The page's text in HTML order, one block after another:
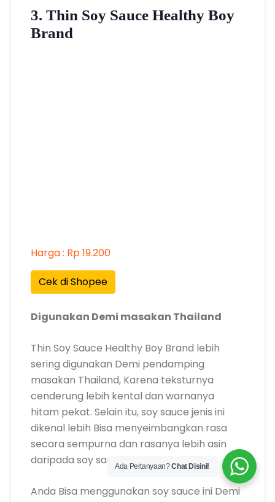
3. Thin Soy Sauce Healthy Boy
Brand
Harga : Rp 19.200
Cek di Shopee
Digunakan Demi masakan Thailand
Thin Soy Sauce Healthy Boy Brand lebih
sering digunakan Demi pendamping
masakan Thailand, Karena teksturnya
cenderung lebih kental dan warnanya
hitam pekat. Selain itu, soy sauce jenis ini
dikenal lebih Bisa menyeimbangkan rasa
secara sempurna dan rasanya lebih asin
daripada soy sauce lainnya.
Anda Bisa menggunakan soy sauce ini Demi
Ada Pertanyaan?Chat Disini!